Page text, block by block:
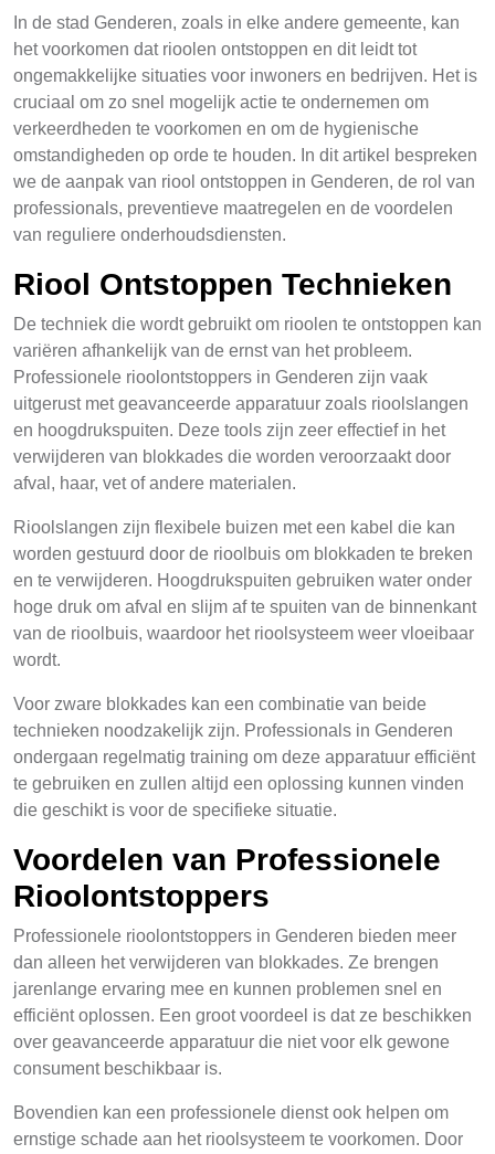
In de stad Genderen, zoals in elke andere gemeente, kan
het voorkomen dat rioolen ontstoppen en dit leidt tot
ongemakkelijke situaties voor inwoners en bedrijven. Het is
cruciaal om zo snel mogelijk actie te ondernemen om
verkeerdheden te voorkomen en om de hygienische
omstandigheden op orde te houden. In dit artikel bespreken
we de aanpak van riool ontstoppen in Genderen, de rol van
professionals, preventieve maatregelen en de voordelen
van reguliere onderhoudsdiensten.
Riool Ontstoppen Technieken
De techniek die wordt gebruikt om rioolen te ontstoppen kan
variëren afhankelijk van de ernst van het probleem.
Professionele rioolontstoppers in Genderen zijn vaak
uitgerust met geavanceerde apparatuur zoals rioolslangen
en hoogdrukspuiten. Deze tools zijn zeer effectief in het
verwijderen van blokkades die worden veroorzaakt door
afval, haar, vet of andere materialen.
Rioolslangen zijn flexibele buizen met een kabel die kan
worden gestuurd door de rioolbuis om blokkaden te breken
en te verwijderen. Hoogdrukspuiten gebruiken water onder
hoge druk om afval en slijm af te spuiten van de binnenkant
van de rioolbuis, waardoor het rioolsysteem weer vloeibaar
wordt.
Voor zware blokkades kan een combinatie van beide
technieken noodzakelijk zijn. Professionals in Genderen
ondergaan regelmatig training om deze apparatuur efficiënt
te gebruiken en zullen altijd een oplossing kunnen vinden
die geschikt is voor de specifieke situatie.
Voordelen van Professionele
Rioolontstoppers
Professionele rioolontstoppers in Genderen bieden meer
dan alleen het verwijderen van blokkades. Ze brengen
jarenlange ervaring mee en kunnen problemen snel en
efficiënt oplossen. Een groot voordeel is dat ze beschikken
over geavanceerde apparatuur die niet voor elk gewone
consument beschikbaar is.
Bovendien kan een professionele dienst ook helpen om
ernstige schade aan het rioolsysteem te voorkomen. Door